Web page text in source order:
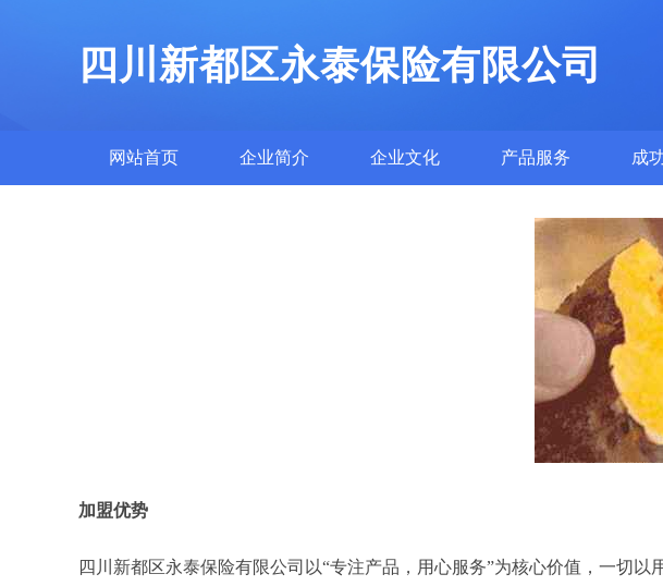
四川新都区永泰保险有限公司
网站首页 企业简介 企业文化 产品服务 成
加盟优势
四川新都区永泰保险有限公司以“专注产品，用心服务”为核心价值，一切